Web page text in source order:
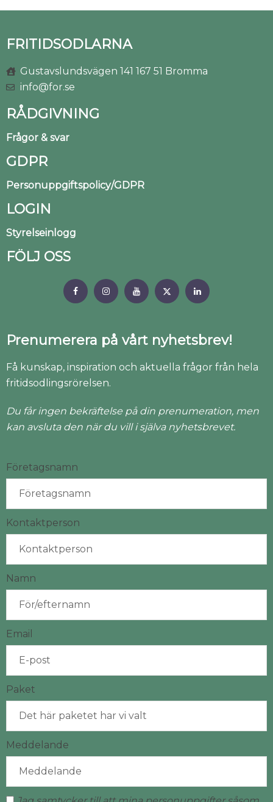
FRITIDSODLARNA
Gustavslundsvägen 141 167 51 Bromma
info@for.se
RÅDGIVNING
Frågor & svar
GDPR
Personuppgiftspolicy/GDPR
LOGIN
Styrelseinlogg
FÖLJ OSS
Prenumerera på vårt nyhetsbrev!
Få kunskap, inspiration och aktuella frågor från hela
fritidsodlingsrörelsen.
Du får ingen bekräftelse på din prenumeration, men
kan avsluta den när du vill i själva nyhetsbrevet.
Företagsnamn
Kontaktperson
Namn
Email
Paket
Meddelande